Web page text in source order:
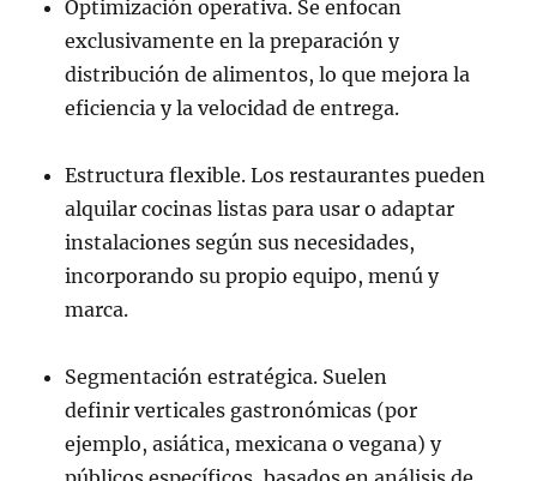
Optimización operativa. Se enfocan
exclusivamente en la preparación y
distribución de alimentos, lo que mejora la
eficiencia y la velocidad de entrega.
Estructura flexible. Los restaurantes pueden
alquilar cocinas listas para usar o adaptar
instalaciones según sus necesidades,
incorporando su propio equipo, menú y
marca.
Segmentación estratégica. Suelen
definir verticales gastronómicas (por
ejemplo, asiática, mexicana o vegana) y